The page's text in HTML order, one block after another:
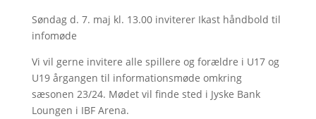
Søndag d. 7. maj kl. 13.00 inviterer Ikast håndbold til
infomøde
Vi vil gerne invitere alle spillere og forældre i U17 og
U19 årgangen til informationsmøde omkring
sæsonen 23/24. Mødet vil finde sted i Jyske Bank
Loungen i IBF Arena.